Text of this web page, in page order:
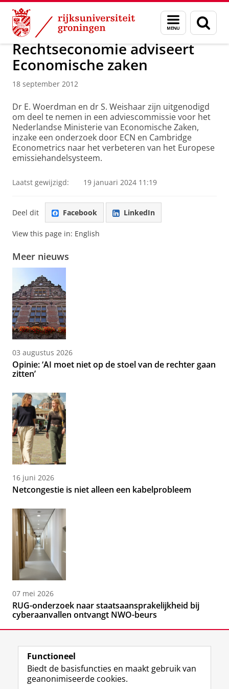
Skip
Content
Skip
Navigation
Menu
en
zoeken
Over ons Nieuwsarchief
Rechtseconomie adviseert
Economische zaken
18 september 2012
Dr E. Woerdman en dr S. Weishaar zijn uitgenodigd
om deel te nemen in een adviescommissie voor het
Nederlandse Ministerie van Economische Zaken,
inzake een onderzoek door ECN en Cambridge
Econometrics naar het verbeteren van het Europese
emissiehandelsysteem.
Laatst gewijzigd: 19 januari 2024 11:19
Deel dit Facebook LinkedIn
View this page in: English
Meer nieuws
03 augustus 2026
Opinie: ‘AI moet niet op de stoel van de rechter gaan
zitten’
16 juni 2026
Netcongestie is niet alleen een kabelprobleem
07 mei 2026
RUG-onderzoek naar staatsaansprakelijkheid bij
cyberaanvallen ontvangt NWO-beurs
Functioneel
Biedt de basisfuncties en maakt gebruik van
geanonimiseerde cookies.